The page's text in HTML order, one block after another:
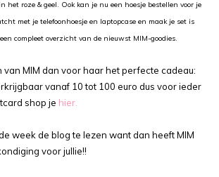
het roze & geel. Ook kan je nu een hoesje bestellen voor je
met je telefoonhoesje en laptopcase en maak je set is
compleet overzicht van de nieuwst MIM-goodies.
van MIM dan voor haar het perfecte cadeau:
vanaf 10 tot 100 euro dus voor ieder
shop je hier.
week de blog te lezen want dan heeft MIM
voor jullie!!